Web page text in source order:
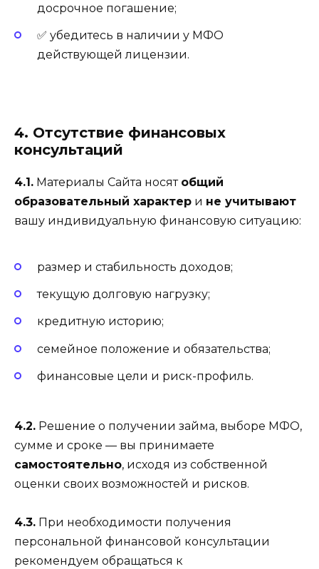
досрочное погашение;
✅ убедитесь в наличии у МФО
действующей лицензии.
4. Отсутствие финансовых
консультаций
4.1. Материалы Сайта носят общий
образовательный характер и не учитывают
вашу индивидуальную финансовую ситуацию:
размер и стабильность доходов;
текущую долговую нагрузку;
кредитную историю;
семейное положение и обязательства;
финансовые цели и риск-профиль.
4.2. Решение о получении займа, выборе МФО,
сумме и сроке — вы принимаете
самостоятельно, исходя из собственной
оценки своих возможностей и рисков.
4.3. При необходимости получения
персональной финансовой консультации
рекомендуем обращаться к